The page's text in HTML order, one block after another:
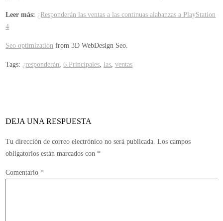
Leer más: ¿Responderán las ventas a las continuas alabanzas a PlayStation
4
Seo optimization from 3D WebDesign Seo.
Tags: ¿responderán,6 Principales,las,ventas
DEJA UNA RESPUESTA
Tu dirección de correo electrónico no será publicada. Los campos
obligatorios están marcados con *
Comentario *